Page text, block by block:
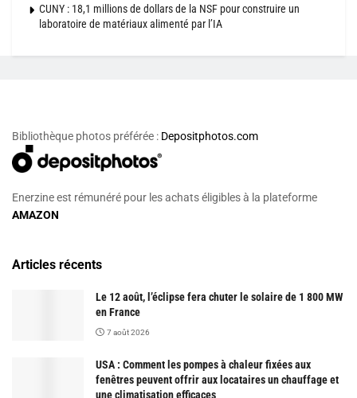
CUNY : 18,1 millions de dollars de la NSF pour construire un
laboratoire de matériaux alimenté par l’IA
Bibliothèque photos préférée : Depositphotos.com
Enerzine est rémunéré pour les achats éligibles à la plateforme
AMAZON
Articles récents
Le 12 août, l’éclipse fera chuter le solaire de 1 800 MW
en France
7 août 2026
USA : Comment les pompes à chaleur fixées aux
fenêtres peuvent offrir aux locataires un chauffage et
une climatisation efficaces